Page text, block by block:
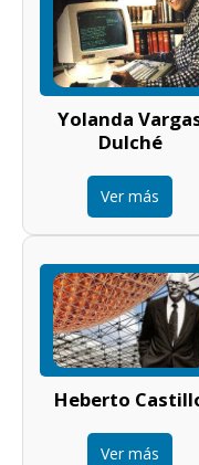
Yolanda
Dulché
Ver más
Heberto
Ver más